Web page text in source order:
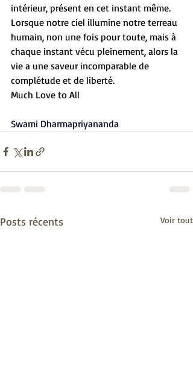
intérieur, présent en cet instant même.
Lorsque notre ciel illumine notre terreau
humain, non une fois pour toute, mais à
chaque instant vécu pleinement, alors la
vie a une saveur incomparable de
complétude et de liberté.
Much Love to All
Swami Dharmapriyananda
Posts récents Voir tout